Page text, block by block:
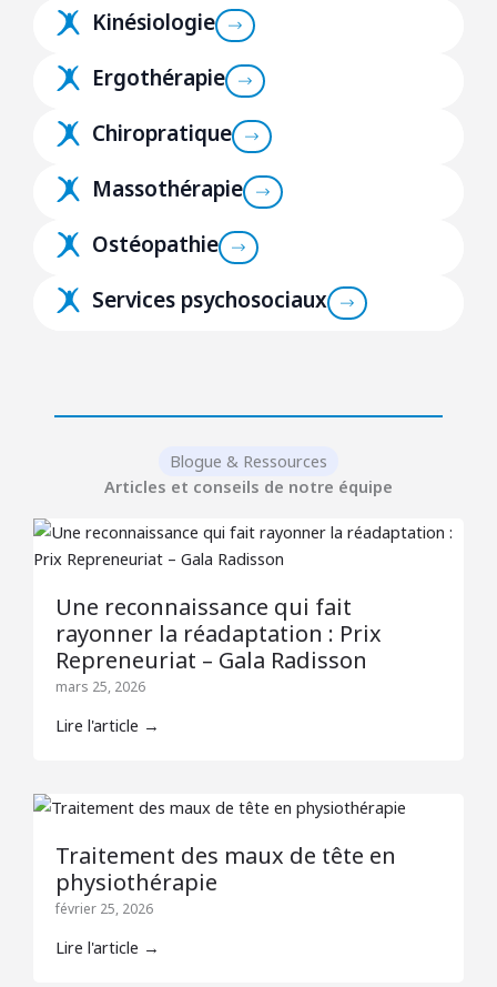
Kinésiologie
Ergothérapie
Chiropratique
Massothérapie
Ostéopathie
Services psychosociaux
Blogue & Ressources
Articles et conseils de notre équipe
Une reconnaissance qui fait
rayonner la réadaptation : Prix
Repreneuriat – Gala Radisson
mars 25, 2026
Lire l'article →
Traitement des maux de tête en
physiothérapie
février 25, 2026
Lire l'article →